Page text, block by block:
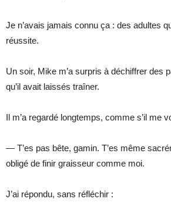
Je n’avais jamais connu ça : des adultes
réussite.
Un soir, Mike m’a surpris à déchiffrer des
qu’il avait laissés traîner.
Il m’a regardé longtemps, comme s’il me
— T’es pas bête, gamin. T’es même
obligé de finir graisseur comme moi.
J’ai répondu, sans réfléchir :